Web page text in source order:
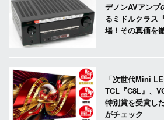
デノンAVアンプ
るミドルクラス
場！その真価を
「次世代Mini
TCL『C8L』、
特別賞を受賞し
がチェック